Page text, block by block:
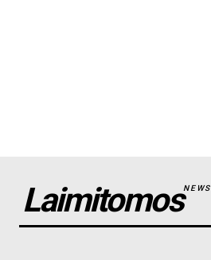
LaimitomosNEWS